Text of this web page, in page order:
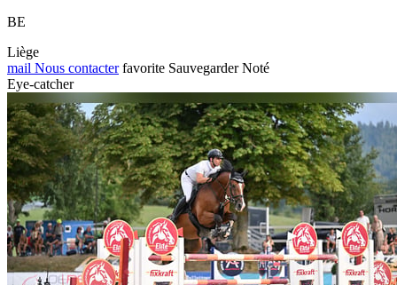
BE
Liège
mail Nous contacter favorite Sauvegarder Noté
Eye-catcher